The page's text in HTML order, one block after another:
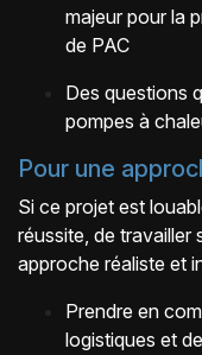
majeur pour la
de PAC
Des questions
pompes à
Pour une
Si ce projet est
réussite, de travailler
approche réaliste et
Prendre en
logistiques et